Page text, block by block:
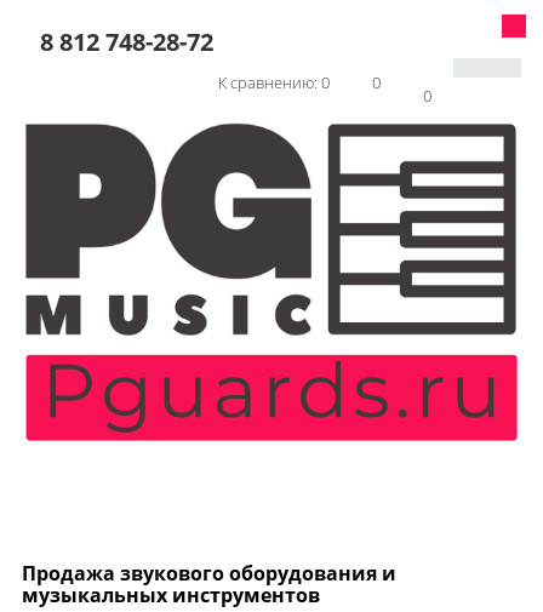
8 812 748-28-72
0
0
К сравнению: 0
Продажа звукового оборудования и
музыкальных инструментов